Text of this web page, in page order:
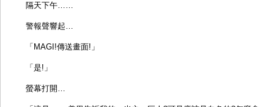
隔天下午……
警報聲響起…
「MAGI!傳送畫面!」
「是!」
螢幕打開…